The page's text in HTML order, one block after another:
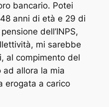
bancario. Potei
anni di età e 29 di
dell’INPS,
mi sarebbe
al compimento del
ad allora la mia
erogata a carico